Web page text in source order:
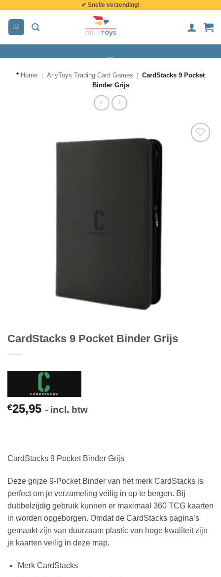
inhoud
✔ Snelle verzending!
* Home ArlyToys Trading Card Games
CardStacks 9 Pocket
Binder Grijs
CardStacks 9 Pocket Binder Grijs
€25,95 - incl. btw
CardStacks 9 Pocket Binder Grijs
Deze grijze 9-Pocket Binder van het merk CardStacks is
perfect om je verzameling veilig in op te bergen. Bij
dubbelzijdig gebruik kunnen er maximaal 360 TCG kaarten
in worden opgeborgen. Omdat de CardStacks pagina’s
gemaakt zijn van duurzaam plastic van hoge kwaliteit zijn
je kaarten veilig in deze map.
Merk CardStacks